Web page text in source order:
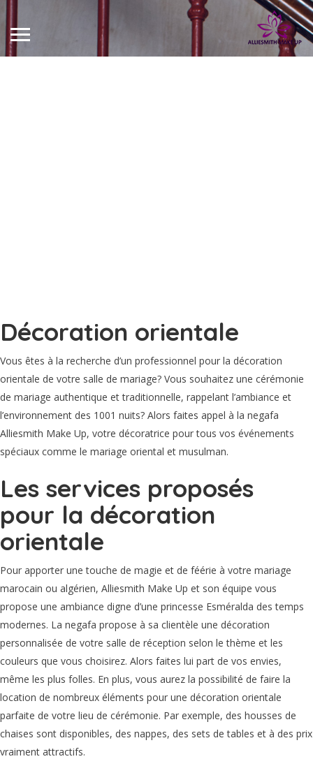
Décoration orientale
Vous êtes à la recherche d’un professionnel pour la décoration
orientale de votre salle de mariage? Vous souhaitez une cérémonie
de mariage authentique et traditionnelle, rappelant l’ambiance et
l’environnement des 1001 nuits? Alors faites appel à la negafa
Alliesmith Make Up, votre décoratrice pour tous vos événements
spéciaux comme le mariage oriental et musulman.
Les services proposés
pour la décoration
orientale
Pour apporter une touche de magie et de féérie à votre mariage
marocain ou algérien, Alliesmith Make Up et son équipe vous
propose une ambiance digne d’une princesse Esméralda des temps
modernes. La negafa propose à sa clientèle une décoration
personnalisée de votre salle de réception selon le thème et les
couleurs que vous choisirez. Alors faites lui part de vos envies,
même les plus folles. En plus, vous aurez la possibilité de faire la
location de nombreux éléments pour une décoration orientale
parfaite de votre lieu de cérémonie. Par exemple, des housses de
chaises sont disponibles, des nappes, des sets de tables et à des prix
vraiment attractifs.